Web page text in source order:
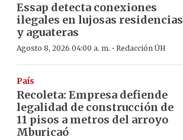
Essap detecta conexiones
ilegales en lujosas residencias
y aguateras
Agosto 8, 2026 04:00 a. m. · Redacción ÚH
País
Recoleta: Empresa defiende
legalidad de construcción de
11 pisos a metros del arroyo
Mburicaó